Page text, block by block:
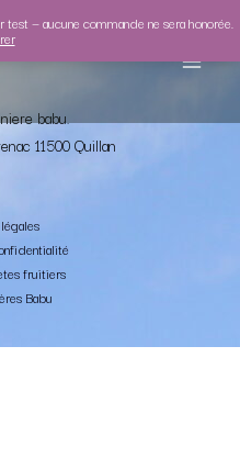
— aucune commande ne sera honorée.
babu.
11500 Quillan
fruitiers
Babu